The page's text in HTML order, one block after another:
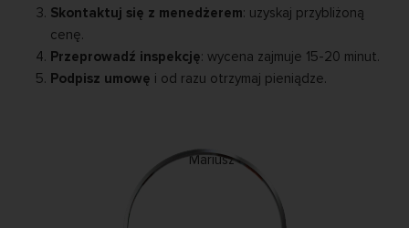
Skontaktuj się z menedżerem: uzyskaj przybliżoną
cenę.
Przeprowadź inspekcję: wycena zajmuje 15-20 minut.
Podpisz umowę i od razu otrzymaj pieniądze.